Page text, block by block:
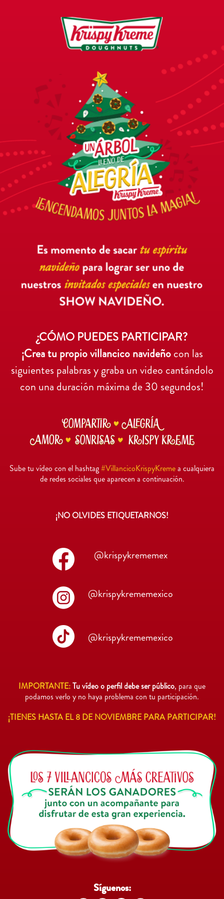
¿CÓMO PUEDES PARTICIPAR?
¡Crea tu propio villancico navideñocon las
siguientes palabras y graba un video cantándolo
con una duración máxima de 30 segundos!
Sube tu vídeo con el hashtag#VillancicoKrispyKremea cualquiera
de redes sociales que aparecen a continuación.
¡NO OLVIDES ETIQUETARNOS!
@krispykrememex
@krispykrememexico
@krispykrememexico
IMPORTANTE:Tu vídeo o perfil debe ser público, para que
podamos verlo y no haya problema con tu participación.
¡TIENES HASTA EL 8 DE NOVIEMBRE PARA PARTICIPAR!
Síguenos: